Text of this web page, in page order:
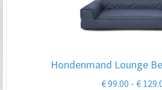
Hondenmand Lounge
€99.00 - €